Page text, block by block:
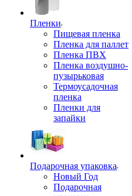
Пленки
Пищевая пленка
Пленка для паллет
Пленка ПВХ
Пленка воздушно-
пузырьковая
Термоусадочная
пленка
Пленки для
запайки
Подарочная упаковка
Новый Год
Подарочная